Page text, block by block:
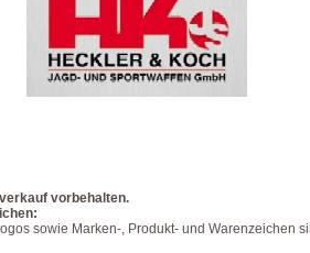
vorbehalten.
sowie Marken-, Produkt- und Warenzeichen